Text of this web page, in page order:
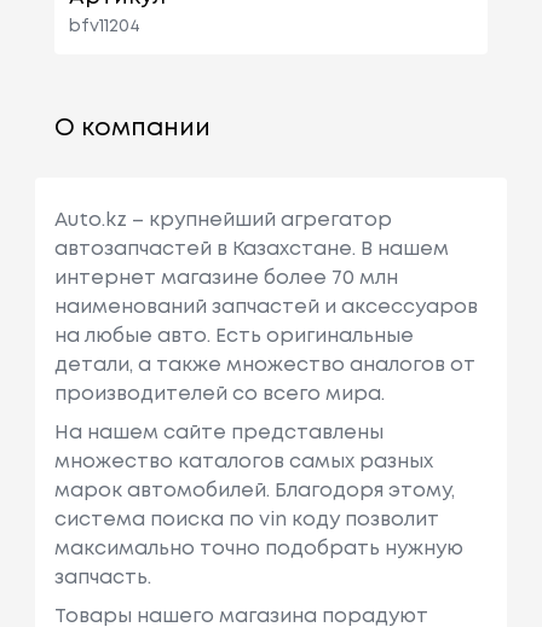
bfv11204
О компании
Auto.kz – крупнейший агрегатор
автозапчастей в Казахстане. В нашем
интернет магазине более 70 млн
наименований запчастей и аксессуаров
на любые авто. Есть оригинальные
детали, а также множество аналогов от
производителей со всего мира.
На нашем сайте представлены
множество каталогов самых разных
марок автомобилей. Благодоря этому,
система поиска по vin коду позволит
максимально точно подобрать нужную
запчасть.
Товары нашего магазина порадуют